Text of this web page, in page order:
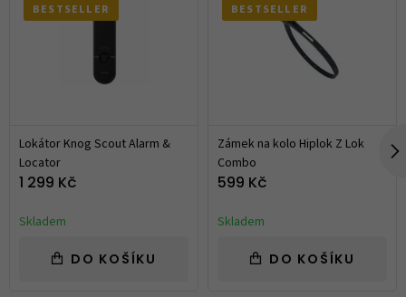
BESTSELLER
Lokátor Knog Scout Alarm &
Locator
1 299 Kč
Skladem
DO KOŠÍKU
BESTSELLER
Zámek na kolo Hiplok Z Lok
Combo
599 Kč
Skladem
DO KOŠÍKU